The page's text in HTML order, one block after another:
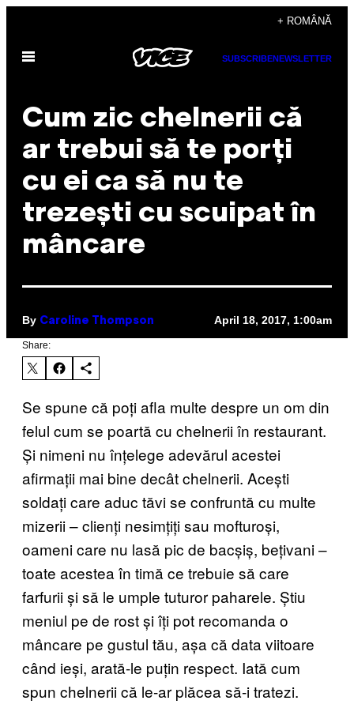
content
+ ROMÂNĂ
Open
SUBSCRIBENEWSLETTER
Cum zic chelnerii că
ar trebui să te porți
cu ei ca să nu te
trezești cu scuipat în
mâncare
By Caroline Thompson April 18, 2017, 1:00am
Share:
Se spune că poți afla multe despre un om din
felul cum se poartă cu chelnerii în restaurant.
Și nimeni nu înțelege adevărul acestei
afirmații mai bine decât chelnerii. Acești
soldați care aduc tăvi se confruntă cu multe
mizerii – clienți nesimțiți sau mofturoși,
oameni care nu lasă pic de bacșiș, bețivani –
toate acestea în timă ce trebuie să care
farfurii și să le umple tuturor paharele. Știu
meniul pe de rost și îți pot recomanda o
mâncare pe gustul tău, așa că data viitoare
când ieși, arată-le puțin respect. Iată cum
spun chelnerii că le-ar plăcea să-i tratezi.